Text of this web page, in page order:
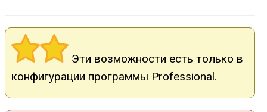
Эти возможности есть только в
конфигурации программы Professional.